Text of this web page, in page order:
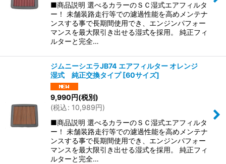
■商品説明 選べるカラーのＳＣ湿式エアフィルタ
ー！ 未舗装路走行等での濾過性能を高めメンテナ
ンスする事で長期間使用でき、エンジンパフォー
マンスを最大限引き出せる湿式を採用。 純正フィ
ルターと完全…
ジムニーシエラJB74 エアフィルター オレンジ
湿式 純正交換タイプ[60サイズ]
9,990円(税別)
(税込: 10,989円)
■商品説明 選べるカラーのＳＣ湿式エアフィルタ
ー！ 未舗装路走行等での濾過性能を高めメンテナ
ンスする事で長期間使用でき、エンジンパフォー
マンスを最大限引き出せる湿式を採用。 純正フィ
ルターと完全…